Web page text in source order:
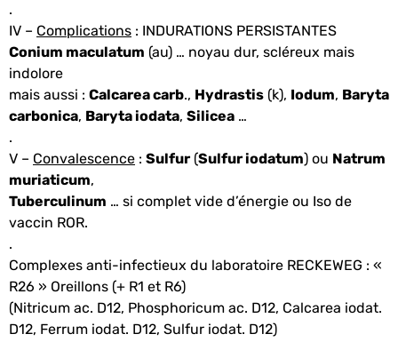
.
IV – Complications : INDURATIONS PERSISTANTES
Conium maculatum (au) … noyau dur, scléreux mais
indolore
mais aussi : Calcarea carb., Hydrastis (k), Iodum, Baryta
carbonica, Baryta iodata, Silicea …
.
V – Convalescence : Sulfur (Sulfur iodatum) ou Natrum
muriaticum,
Tuberculinum … si complet vide d’énergie ou Iso de
vaccin ROR.
.
Complexes anti-infectieux du laboratoire RECKEWEG : «
R26 » Oreillons (+ R1 et R6)
(Nitricum ac. D12, Phosphoricum ac. D12, Calcarea iodat.
D12, Ferrum iodat. D12, Sulfur iodat. D12)